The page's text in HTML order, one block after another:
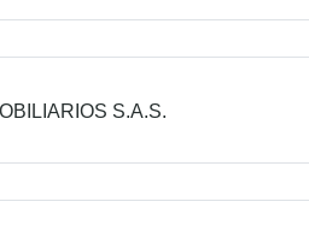
S.A.S.